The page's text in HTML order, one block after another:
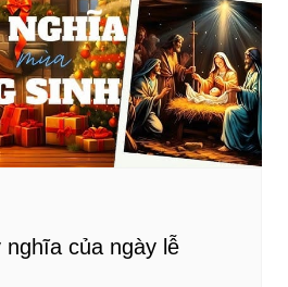
nghĩa của ngày lễ